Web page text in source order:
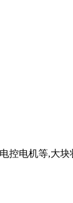
控电机等,大